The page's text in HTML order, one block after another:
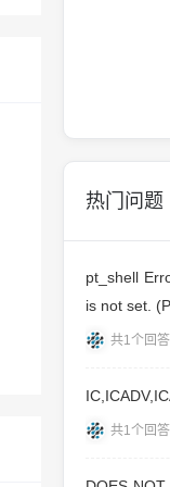
热门问题
pt_shell
is not set.
共1个回答
共1个回答